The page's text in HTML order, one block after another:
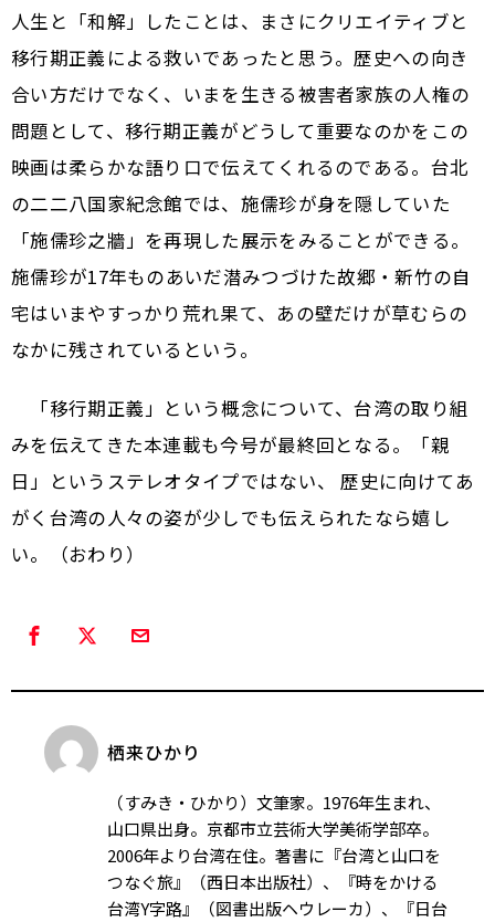
人生と「和解」したことは、まさにクリエイティブと
移行期正義による救いであったと思う。歴史への向き
合い方だけでなく、いまを生きる被害者家族の人権の
問題として、移行期正義がどうして重要なのかをこの
映画は柔らかな語り口で伝えてくれるのである。台北
の二二八国家紀念館では、施儒珍が身を隠していた
「施儒珍之牆」を再現した展示をみることができる。
施儒珍が17年ものあいだ潜みつづけた故郷・新竹の自
宅はいまやすっかり荒れ果て、あの壁だけが草むらの
なかに残されているという。
「移行期正義」という概念について、台湾の取り組
みを伝えてきた本連載も今号が最終回となる。「親
日」というステレオタイプではない、 歴史に向けてあ
がく台湾の人々の姿が少しでも伝えられたなら嬉し
い。（おわり）
栖来ひかり
（すみき・ひかり）文筆家。1976年生まれ、
山口県出身。京都市立芸術大学美術学部卒。
2006年より台湾在住。著書に『台湾と山口を
つなぐ旅』（西日本出版社）、『時をかける
台湾Y字路』（図書出版ヘウレーカ）、『日台